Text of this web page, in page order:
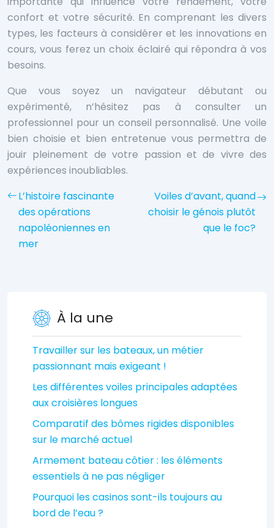
confort et votre sécurité. En comprenant les divers
types, les facteurs à considérer et les innovations en
cours, vous ferez un choix éclairé qui répondra à vos
besoins.
Que vous soyez un navigateur débutant ou
expérimenté, n’hésitez pas à consulter un
professionnel pour un conseil personnalisé. Une voile
bien choisie et bien entretenue vous permettra de
jouir pleinement de votre passion et de vivre des
expériences inoubliables.
L’histoire fascinante
des opérations
napoléoniennes en
mer
Voiles d’avant, quand
choisir le génois plutôt
que le foc?
À la une
Travailler sur les bateaux, un métier
passionnant mais exigeant !
Les différentes voiles principales adaptées
aux croisières longues
Comparatif des bômes rigides disponibles
sur le marché actuel
Armement bateau côtier : les éléments
essentiels à ne pas négliger
Pourquoi les casinos sont-ils toujours au
bord de l’eau ?